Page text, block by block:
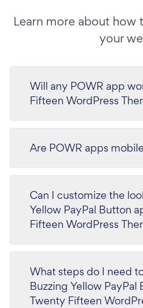
Learn more about how
your
Will any POWR app
Fifteen WordPress
Are POWR apps
Can I customize the
Yellow PayPal Button
Fifteen WordPress
What steps do I need
Buzzing Yellow PayPal
Twenty Fifteen